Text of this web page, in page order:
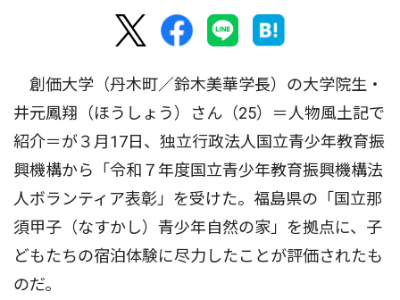
創価大学（丹木町／鈴木美華学長）の大学院生・
井元鳳翔（ほうしょう）さん（25）＝人物風土記で
紹介＝が３月17日、独立行政法人国立青少年教育振
興機構から「令和７年度国立青少年教育振興機構法
人ボランティア表彰」を受けた。福島県の「国立那
須甲子（なすかし）青少年自然の家」を拠点に、子
どもたちの宿泊体験に尽力したことが評価されたも
のだ。